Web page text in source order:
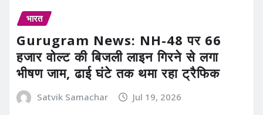
भारत
Gurugram News: NH-48 पर 66
हजार वोल्ट की बिजली लाइन गिरने से लगा
भीषण जाम, ढाई घंटे तक थमा रहा ट्रैफिक
Satvik Samachar Jul 19, 2026